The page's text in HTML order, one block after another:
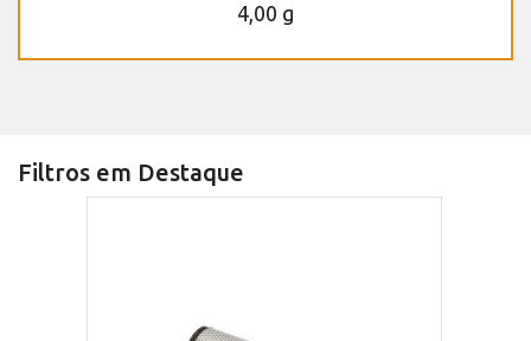
4,00 g
Filtros em Destaque